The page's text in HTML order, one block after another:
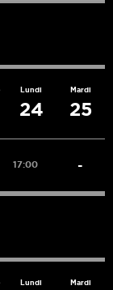
Lundi
24
Mardi
25
17:00 -
Lundi Mardi